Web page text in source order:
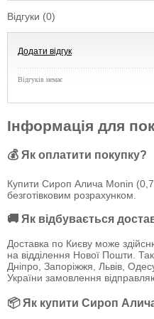
Відгуки (0)
Додати відгук
Відгуків немає
Інформація для
💰 Як оплатити покупку?
Купити Сироп Алича Monin (0,7
безготівковим розрахунком.
🚚 Як відбувається
Доставка по Києву може
на відділення Нової Пошти.
Дніпро, Запоріжжя, Львів,
України замовлення
📦 Як купити Сироп